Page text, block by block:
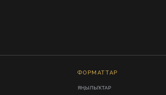
ФОРМАТТАР
ЯҢЫЛЫҠТАР